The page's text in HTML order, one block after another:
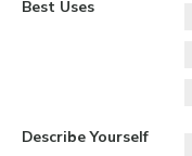
Best Uses
Describe Yourself